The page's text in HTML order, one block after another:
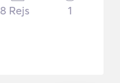
8 Rejs 1